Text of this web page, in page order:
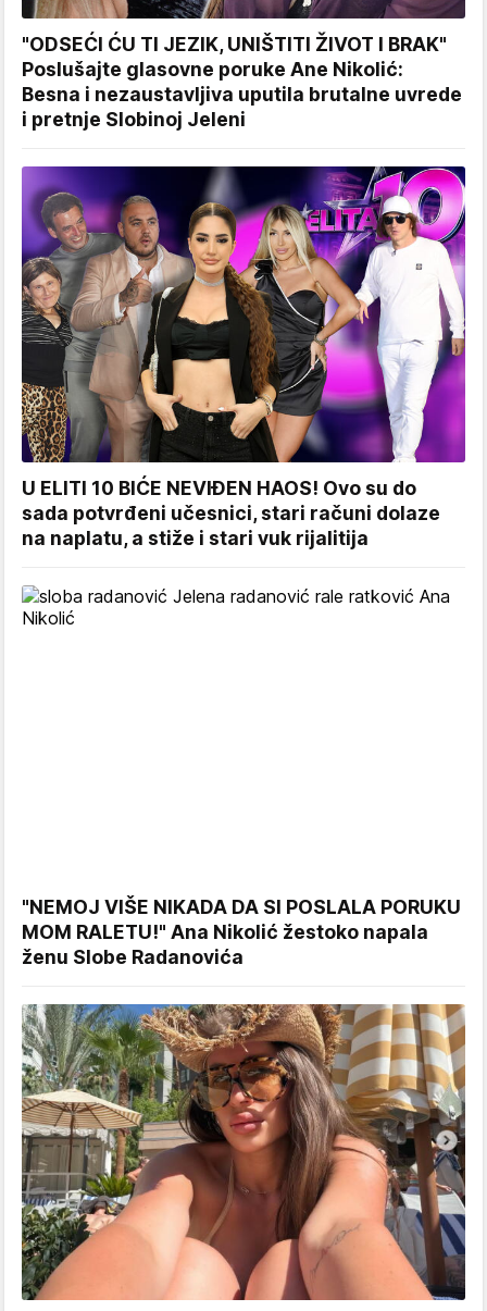
"ODSEĆI ĆU TI JEZIK, UNIŠTITI ŽIVOT I BRAK"
Poslušajte glasovne poruke Ane Nikolić:
Besna i nezaustavljiva uputila brutalne uvrede
i pretnje Slobinoj Jeleni
U ELITI 10 BIĆE NEVIĐEN HAOS! Ovo su do
sada potvrđeni učesnici, stari računi dolaze
na naplatu, a stiže i stari vuk rijalitija
"NEMOJ VIŠE NIKADA DA SI POSLALA PORUKU
MOM RALETU!" Ana Nikolić žestoko napala
ženu Slobe Radanovića